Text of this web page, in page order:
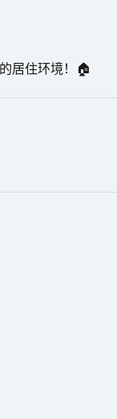
居住环境！🏠